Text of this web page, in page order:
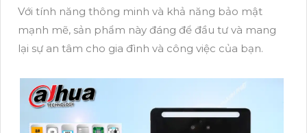
Với tính năng thông minh và khả năng bảo mật
mạnh mẽ, sản phẩm này đáng để đầu tư và mang
lại sự an tâm cho gia đình và công việc của bạn.